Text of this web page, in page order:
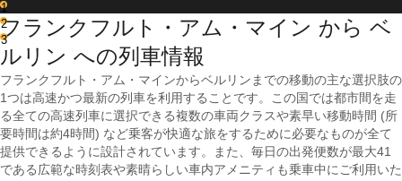
1
2
3
フランクフルト・アム・マイン から ベ
ルリン への列車情報
フランクフルト・アム・マインからベルリンまでの移動の主な選択肢の
1つは高速かつ最新の列車を利用することです。この国では都市間を走
る全ての高速列車に選択できる複数の車両クラスや素早い移動時間 (所
要時間は約4時間) など乗客が快適な旅をするために必要なものが全て
提供できるように設計されています。また、毎日の出発便数が最大41
である広範な時刻表や素晴らしい車内アメニティも乗車中にご利用いた